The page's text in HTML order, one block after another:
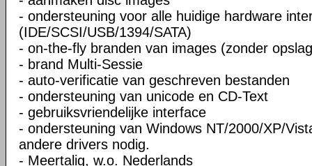
- ondersteuning voor alle huidige hardware
(IDE/SCSI/USB/1394/SATA)
- on-the-fly branden van images (zonder
- brand Multi-Sessie
- auto-verificatie van geschreven bestanden
- ondersteuning van unicode en CD-Text
- gebruiksvriendelijke interface
- ondersteuning van Windows NT/2000/XP/
andere drivers nodig.
- Meertalig, w.o. Nederlands